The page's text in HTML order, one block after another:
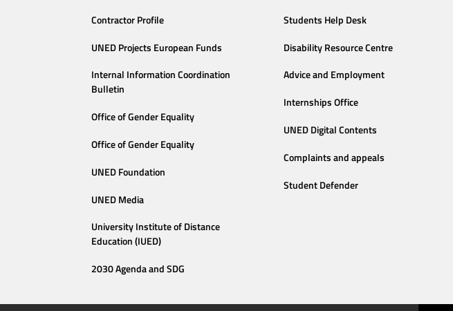
Contractor Profile
UNED Projects European Funds
Internal Information Coordination
Bulletin
Office of Gender Equality
Office of Gender Equality
UNED Foundation
UNED Media
University Institute of Distance
Education (IUED)
2030 Agenda and SDG
Students Help Desk
Disability Resource Centre
Advice and Employment
Internships Office
UNED Digital Contents
Complaints and appeals
Student Defender